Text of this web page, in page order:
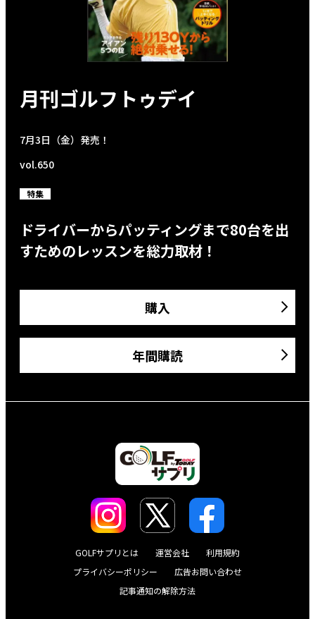
月刊ゴルフトゥデイ
7月3日（金）発売！
vol.650
特集
ドライバーからパッティングまで80台を出
すためのレッスンを総力取材！
購入
年間購読
GOLFサプリとは 運営会社
利用規約
プライバシーポリシー
広告お問い合わせ
記事通知の解除方法